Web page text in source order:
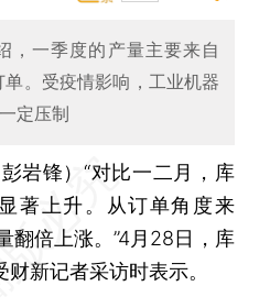
，一季度的产量主要来自
。受疫情影响，工业机器
定压制
岩锋）“对比一二月，库
著上升。从订单角度来
翻倍上涨。”4月28日，库
新记者采访时表示。